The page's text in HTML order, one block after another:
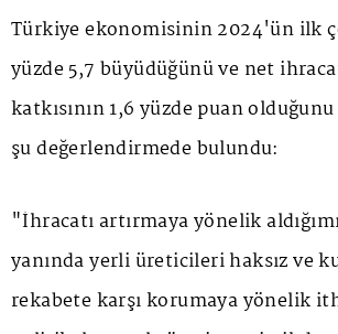
Türkiye ekonomisinin 2024'ün ilk
yüzde 5,7 büyüdüğünü ve net
katkısının 1,6 yüzde puan
şu değerlendirmede bulundu:
"İhracatı artırmaya yönelik
yanında yerli üreticileri haksız ve
rekabete karşı korumaya yönelik